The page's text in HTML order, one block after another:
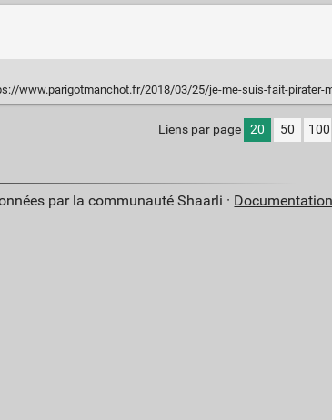
www.parigotmanchot.fr/2018/03/25/je-me-suis-fait-pirater-mon-
Liens par page 20 50 100
par la communauté Shaarli · Documentation